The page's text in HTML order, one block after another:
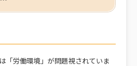
「労働環境」が問題視されていま